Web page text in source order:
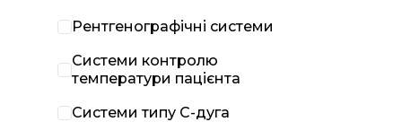
Рентгенографічні системи
Системи контролю
температури пацієнта
Системи типу С-дуга